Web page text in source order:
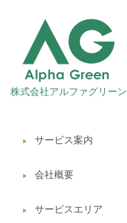
株式会社アルファグリーン
▶︎ サービス案内
▶︎ 会社概要
▶︎ サービスエリア
観葉植物レンタル
壁面緑化
ギフト販売